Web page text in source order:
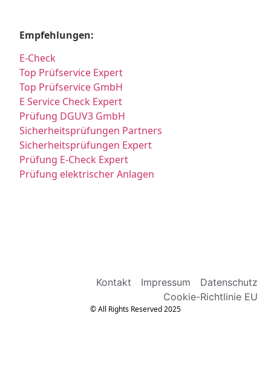
Empfehlungen:
E-Check
Top Prüfservice Expert
Top Prüfservice GmbH
E Service Check Expert
Prüfung DGUV3 GmbH
Sicherheitsprüfungen Partners
Sicherheitsprüfungen Expert
Prüfung E-Check Expert
Prüfung elektrischer Anlagen
Kontakt Impressum
Datenschutz
Cookie-Richtlinie EU
© All Rights Reserved 2025